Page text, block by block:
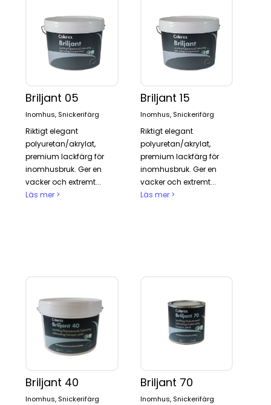
Briljant 05
Inomhus, Snickerifärg
Riktigt elegant
polyuretan/akrylat,
premium lackfärg för
inomhusbruk. Ger en
vacker och extremt...
Läs mer >
Briljant 15
Inomhus, Snickerifärg
Riktigt elegant
polyuretan/akrylat,
premium lackfärg för
inomhusbruk. Ger en
vacker och extremt...
Läs mer >
Briljant 40
Inomhus, Snickerifärg
Briljant 70
Inomhus, Snickerifärg